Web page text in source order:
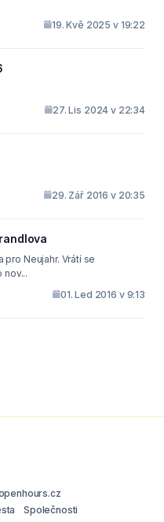
19. Kvě 2025 v 19:22
27. Lis 2024 v 22:34
29. Zář 2016 v 20:35
Vrátí se
nov...
01. Led 2016 v 9:13
Společnosti